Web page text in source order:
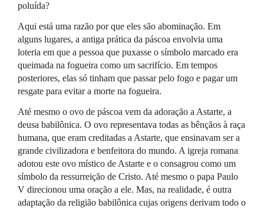
poluída?
Aqui está uma razão por que eles são abominação. Em
alguns lugares, a antiga prática da páscoa envolvia uma
loteria em que a pessoa que puxasse o símbolo marcado era
queimada na fogueira como um sacrifício. Em tempos
posteriores, elas só tinham que passar pelo fogo e pagar um
resgate para evitar a morte na fogueira.
Até mesmo o ovo de páscoa vem da adoração a Astarte, a
deusa babilônica. O ovo representava todas as bênçãos à raça
humana, que eram creditadas a Astarte, que ensinavam ser a
grande civilizadora e benfeitora do mundo. A igreja romana
adotou este ovo místico de Astarte e o consagrou como um
símbolo da ressurreição de Cristo. Até mesmo o papa Paulo
V direcionou uma oração a ele. Mas, na realidade, é outra
adaptação da religião babilônica cujas origens derivam todo o